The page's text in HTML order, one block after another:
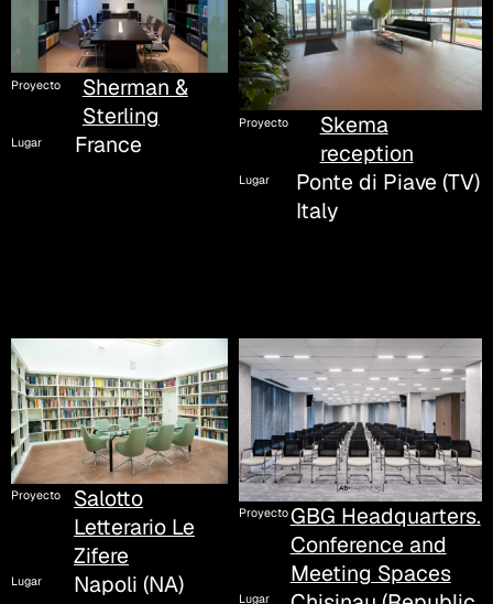
Proyecto
Sherman &
Sterling
Lugar France
Proyecto
Skema
reception
Lugar
Ponte di Piave (TV)
Italy
Proyecto
Salotto
Letterario Le
Zifere
Lugar
Napoli (NA)
Proyecto GBG Headquarters.
Conference and
Meeting Spaces
Lugar